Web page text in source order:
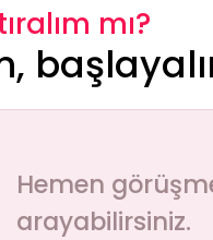
mı?
Hemen
arayabilirsiniz.